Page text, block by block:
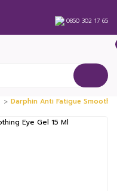
0850 302 17 65
Darphin Anti Fatigue